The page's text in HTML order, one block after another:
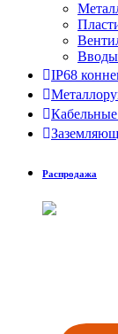
Вводы
IP68
Распродажа